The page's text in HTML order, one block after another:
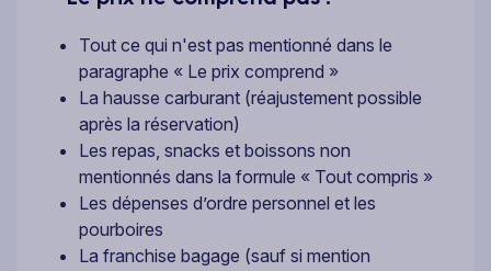
Tout ce qui n'est pas mentionné dans le
paragraphe « Le prix comprend »
La hausse carburant (réajustement possible
après la réservation)
Les repas, snacks et boissons non
mentionnés dans la formule « Tout compris »
Les dépenses d’ordre personnel et les
pourboires
La franchise bagage (sauf si mention